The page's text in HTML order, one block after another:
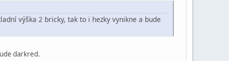
výška 2 bricky, tak to i hezky vynikne a bude
darkred.